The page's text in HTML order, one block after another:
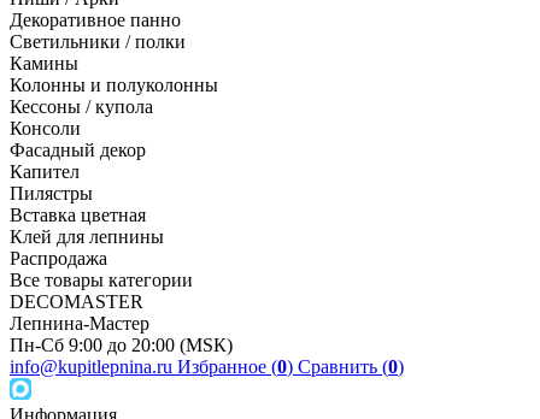
Декоративное панно
Светильники / полки
Камины
Колонны и полуколонны
Кессоны / купола
Консоли
Фасадный декор
Капител
Пилястры
Вставка цветная
Клей для лепнины
Распродажа
Все товары категории
DECOMASTER
Лепнина-Мастер
Пн-Сб 9:00 до 20:00 (МSК)
info@kupitlepnina.ru Избранное (0) Сравнить (0)
Информация